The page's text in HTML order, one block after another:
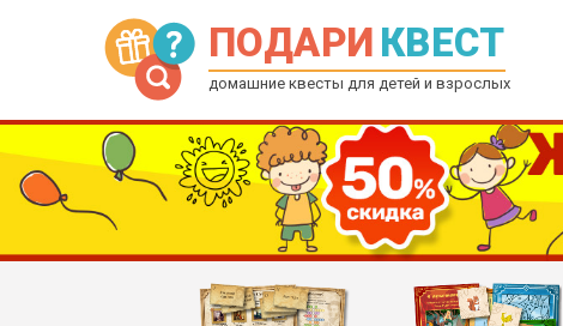
ПОДАРИ КВЕСТ
домашние квесты для детей и взрослых